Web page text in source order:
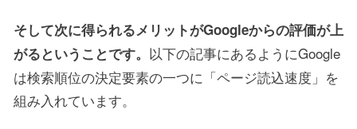
そして次に得られるメリットがGoogleからの評価が上
がるということです。 以下の記事にあるようにGoogle
は検索順位の決定要素の一つに「ページ読込速度」を
組み入れています。